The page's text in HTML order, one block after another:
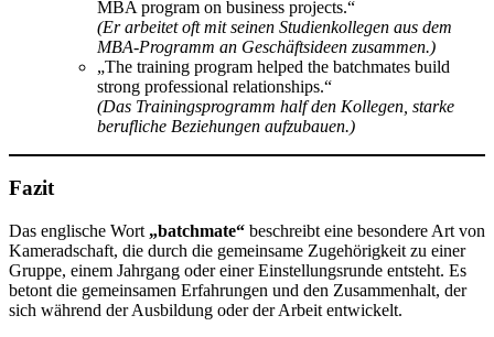
MBA program on business projects.“
(Er arbeitet oft mit seinen Studienkollegen aus dem
MBA-Programm an Geschäftsideen zusammen.)
„The training program helped the batchmates build
strong professional relationships.“
(Das Trainingsprogramm half den Kollegen, starke
berufliche Beziehungen aufzubauen.)
Fazit
Das englische Wort „batchmate“ beschreibt eine besondere Art von
Kameradschaft, die durch die gemeinsame Zugehörigkeit zu einer
Gruppe, einem Jahrgang oder einer Einstellungsrunde entsteht. Es
betont die gemeinsamen Erfahrungen und den Zusammenhalt, der
sich während der Ausbildung oder der Arbeit entwickelt.